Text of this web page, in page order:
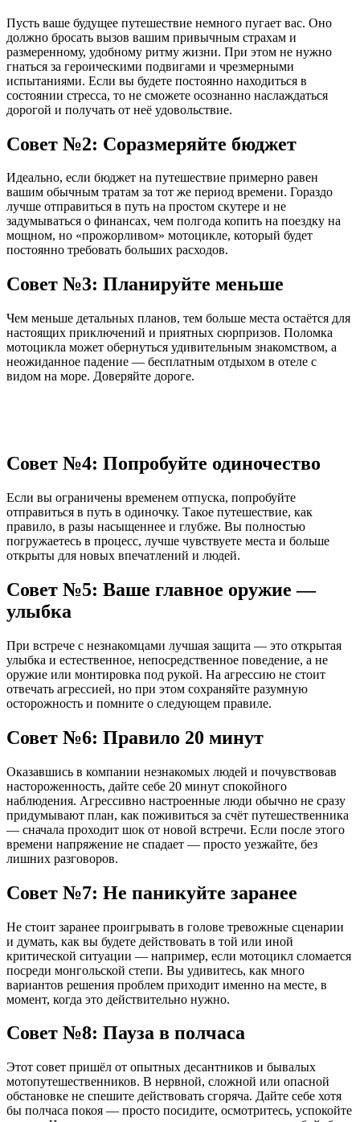
Пусть ваше будущее путешествие немного пугает вас. Оно
должно бросать вызов вашим привычным страхам и
размеренному, удобному ритму жизни. При этом не нужно
гнаться за героическими подвигами и чрезмерными
испытаниями. Если вы будете постоянно находиться в
состоянии стресса, то не сможете осознанно наслаждаться
дорогой и получать от неё удовольствие.
Совет №2: Соразмеряйте бюджет
Идеально, если бюджет на путешествие примерно равен
вашим обычным тратам за тот же период времени. Гораздо
лучше отправиться в путь на простом скутере и не
задумываться о финансах, чем полгода копить на поездку на
мощном, но «прожорливом» мотоцикле, который будет
постоянно требовать больших расходов.
Совет №3: Планируйте меньше
Чем меньше детальных планов, тем больше места остаётся для
настоящих приключений и приятных сюрпризов. Поломка
мотоцикла может обернуться удивительным знакомством, а
неожиданное падение — бесплатным отдыхом в отеле с
видом на море. Доверяйте дороге.
Совет №4: Попробуйте одиночество
Если вы ограничены временем отпуска, попробуйте
отправиться в путь в одиночку. Такое путешествие, как
правило, в разы насыщеннее и глубже. Вы полностью
погружаетесь в процесс, лучше чувствуете места и больше
открыты для новых впечатлений и людей.
Совет №5: Ваше главное оружие —
улыбка
При встрече с незнакомцами лучшая защита — это открытая
улыбка и естественное, непосредственное поведение, а не
оружие или монтировка под рукой. На агрессию не стоит
отвечать агрессией, но при этом сохраняйте разумную
осторожность и помните о следующем правиле.
Совет №6: Правило 20 минут
Оказавшись в компании незнакомых людей и почувствовав
настороженность, дайте себе 20 минут спокойного
наблюдения. Агрессивно настроенные люди обычно не сразу
придумывают план, как поживиться за счёт путешественника
— сначала проходит шок от новой встречи. Если после этого
времени напряжение не спадает — просто уезжайте, без
лишних разговоров.
Совет №7: Не паникуйте заранее
Не стоит заранее проигрывать в голове тревожные сценарии
и думать, как вы будете действовать в той или иной
критической ситуации — например, если мотоцикл сломается
посреди монгольской степи. Вы удивитесь, как много
вариантов решения проблем приходит именно на месте, в
момент, когда это действительно нужно.
Совет №8: Пауза в полчаса
Этот совет пришёл от опытных десантников и бывалых
мотопутешественников. В нервной, сложной или опасной
обстановке не спешите действовать сгоряча. Дайте себе хотя
бы полчаса покоя — просто посидите, осмотритесь, успокойте